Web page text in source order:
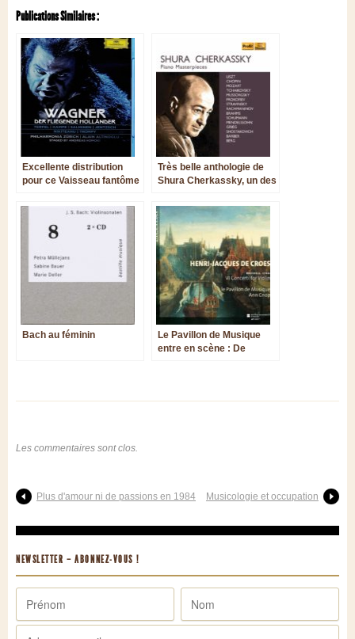
Publications Similaires :
Excellente distribution
pour ce Vaisseau fantôme
Très belle anthologie de
Shura Cherkassky, un des
romantiques.
Bach au féminin
Le Pavillon de Musique
entre en scène : De
Les commentaires sont clos.
Plus d'amour ni de passions en 1984 Musicologie et occupation
NEWSLETTER – ABONNEZ-VOUS !